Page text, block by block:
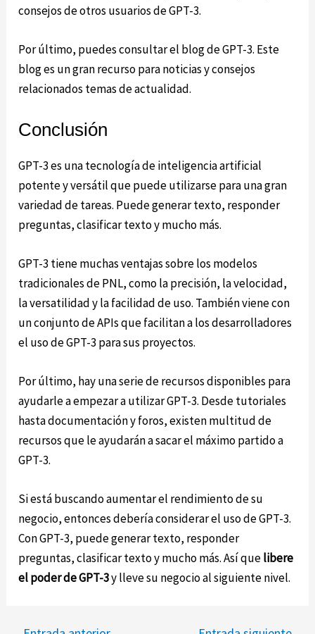
consejos de otros usuarios de GPT-3.
Por último, puedes consultar el blog de GPT-3. Este
blog es un gran recurso para noticias y consejos
relacionados temas de actualidad.
Conclusión
GPT-3 es una tecnología de inteligencia artificial
potente y versátil que puede utilizarse para una gran
variedad de tareas. Puede generar texto, responder
preguntas, clasificar texto y mucho más.
GPT-3 tiene muchas ventajas sobre los modelos
tradicionales de PNL, como la precisión, la velocidad,
la versatilidad y la facilidad de uso. También viene con
un conjunto de APIs que facilitan a los desarrolladores
el uso de GPT-3 para sus proyectos.
Por último, hay una serie de recursos disponibles para
ayudarle a empezar a utilizar GPT-3. Desde tutoriales
hasta documentación y foros, existen multitud de
recursos que le ayudarán a sacar el máximo partido a
GPT-3.
Si está buscando aumentar el rendimiento de su
negocio, entonces debería considerar el uso de GPT-3.
Con GPT-3, puede generar texto, responder
preguntas, clasificar texto y mucho más. Así quelibere
el poder de GPT-3y lleve su negocio al siguiente nivel.